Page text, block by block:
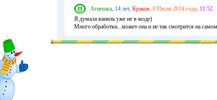
Агнешка, 14 лет, Краков. 8 Июля 2014 года, 11:52.
Я думала ваниль уже не в моде)
Много обработки...может она и не так смотрится на